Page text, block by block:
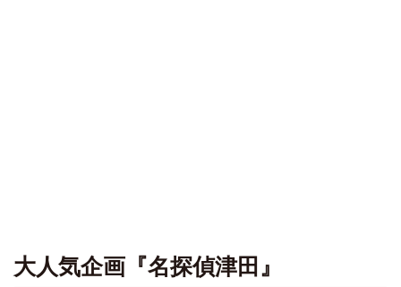
大人気企画『名探偵津田』